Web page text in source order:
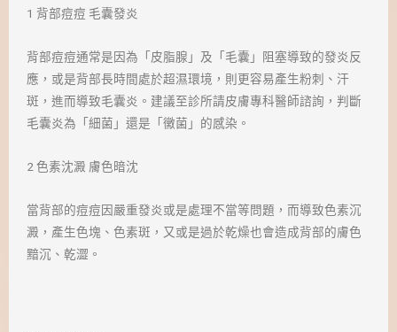
1 背部痘痘 毛囊發炎
背部痘痘通常是因為「皮脂腺」及「毛囊」阻塞導致的發炎反
應，或是背部長時間處於超濕環境，則更容易產生粉刺、汗
斑，進而導致毛囊炎。建議至診所請皮膚專科醫師諮詢，判斷
毛囊炎為「細菌」還是「黴菌」的感染。
2 色素沈澱 膚色暗沈
當背部的痘痘因嚴重發炎或是處理不當等問題，而導致色素沉
澱，產生色塊、色素斑，又或是過於乾燥也會造成背部的膚色
黯沉、乾澀。